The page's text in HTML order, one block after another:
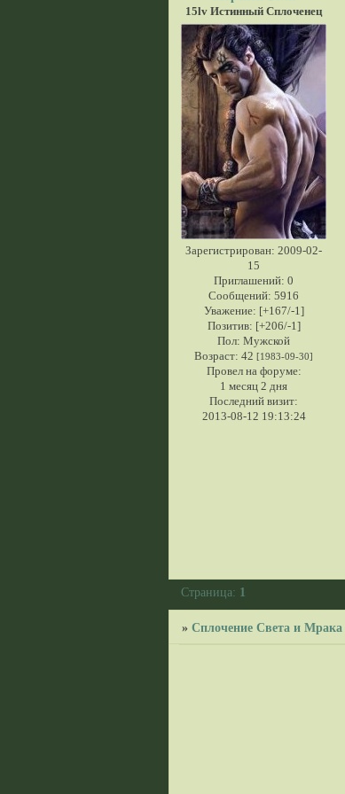
15lv Истинный Сплоченец
Зарегистрирован: 2009-02-
15
Приглашений: 0
Сообщений: 5916
Уважение: [+167/-1]
Позитив: [+206/-1]
Пол: Мужской
Возраст: 42[1983-09-30]
Провел на форуме:
1 месяц 2 дня
Последний визит:
2013-08-12 19:13:24
Страница: 1
» Сплочение Света и Мрака